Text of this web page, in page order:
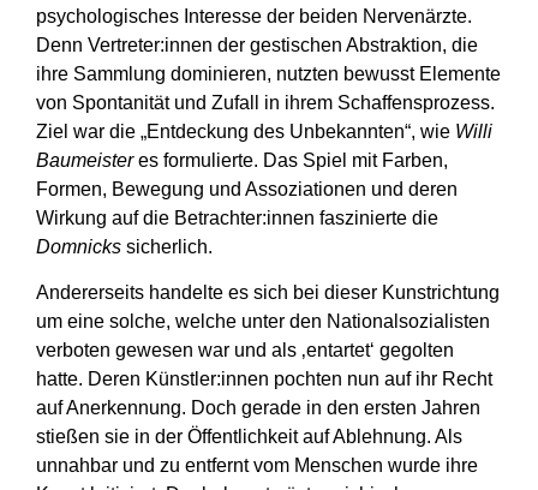
psychologisches Interesse der beiden Nervenärzte.
Denn Vertreter:innen der gestischen Abstraktion, die
ihre Sammlung dominieren, nutzten bewusst Elemente
von Spontanität und Zufall in ihrem Schaffensprozess.
Ziel war die „Entdeckung des Unbekannten“, wie Willi
Baumeisteres formulierte. Das Spiel mit Farben,
Formen, Bewegung und Assoziationen und deren
Wirkung auf die Betrachter:innen faszinierte die
Domnicks sicherlich.
Andererseits handelte es sich bei dieser Kunstrichtung
um eine solche, welche unter den Nationalsozialisten
verboten gewesen war und als ‚entartet‘ gegolten
hatte. Deren Künstler:innen pochten nun auf ihr Recht
auf Anerkennung. Doch gerade in den ersten Jahren
stießen sie in der Öffentlichkeit auf Ablehnung. Als
unnahbar und zu entfernt vom Menschen wurde ihre